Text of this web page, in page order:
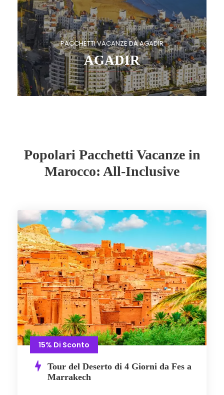
PACCHETTI VACANZE DA AGADIR
AGADIR
Popolari Pacchetti Vacanze in
Marocco: All-Inclusive
15% Di Sconto
Tour del Deserto di 4 Giorni da Fes a
Marrakech